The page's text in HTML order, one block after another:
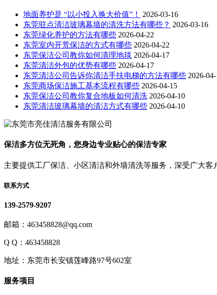
地面养护是 “以小投入换大价值”！
2026-03-16
东莞驻点清洁玻璃幕墙的清洗方法有哪些？ 2026-03-16
东莞绿化养护的方法有哪些 2026-04-22
东莞室内开荒保洁的方式有哪些 2026-04-22
东莞保洁公司教你如何清理地毯 2026-04-17
东莞清洁外包的优势有哪些 2026-04-17
东莞清洁公司告诉你清洁手扶电梯的方法有哪些 2026-
东莞商场保洁施工基本流程有哪些 2026-04-15
东莞保洁公司教你复合地板如何清洗 2026-04-10
东莞清洁玻璃幕墙的清洁方式有哪些 2026-04-10
保洁多方位无死角，您身边专业贴心的保洁专家
主要提供工厂保洁、小区清洁和外墙清洗等服务，深受广大客
联系方式
139-2579-9207
邮箱：463458828@qq.com
Q Q：463458828
地址：东莞市长安镇莲峰路97号602室
服务项目